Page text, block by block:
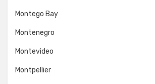
Montego Bay
Montenegro
Montevideo
Montpellier